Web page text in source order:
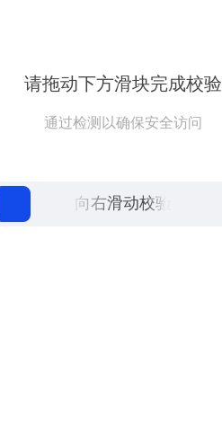
请拖动下方滑块完成校验
通过检测以确保安全访问